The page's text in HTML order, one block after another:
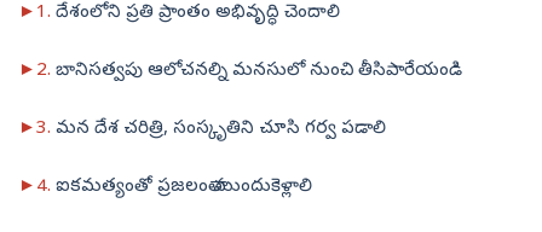
►1. దేశంలోని ప్రతి ప్రాంతం అభివృద్ధి చెందాలి
►2. బానిసత్వపు ఆలోచనల్ని మనసులో నుంచి తీసిపారేయండి
►3. మన దేశ చరిత్రి, సంస్కృతిని చూసి గర్వ పడాలి
►4. ఐకమత్యంతో ప్రజలంతా ముందుకెళ్లాలి